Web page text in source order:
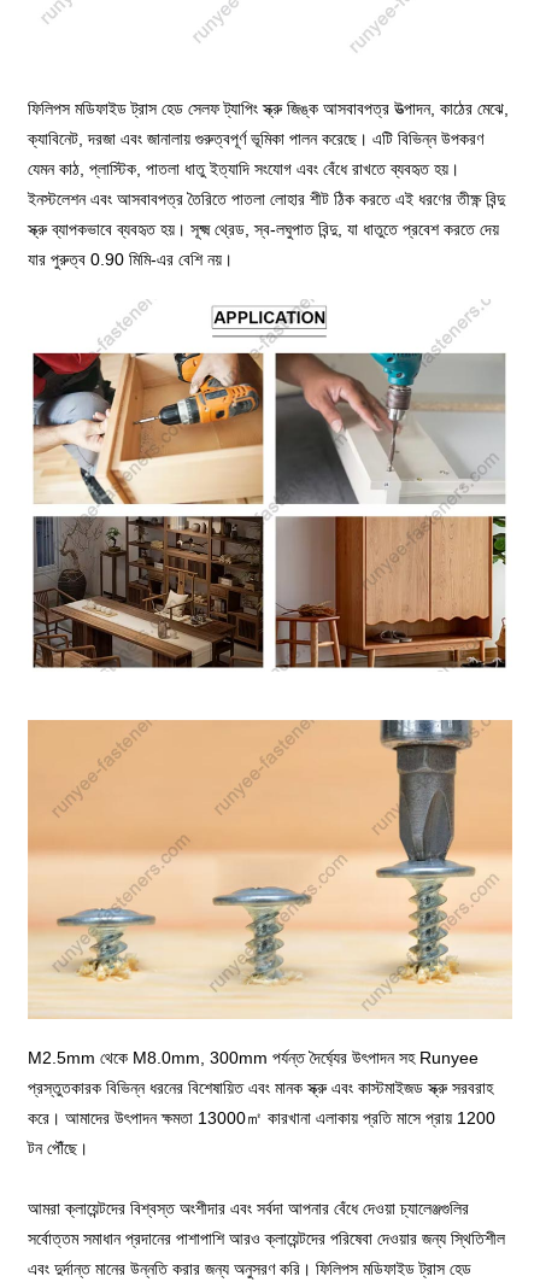
ফিলিপস মডিফাইড ট্রাস হেড সেলফ ট্যাপিং স্ক্রু জিঙ্ক আসবাবপত্র উত্পাদন, কাঠের মেঝে,
ক্যাবিনেট, দরজা এবং জানালায় গুরুত্বপূর্ণ ভূমিকা পালন করেছে। এটি বিভিন্ন উপকরণ
যেমন কাঠ, প্লাস্টিক, পাতলা ধাতু ইত্যাদি সংযোগ এবং বেঁধে রাখতে ব্যবহৃত হয়।
ইনস্টলেশন এবং আসবাবপত্র তৈরিতে পাতলা লোহার শীট ঠিক করতে এই ধরণের তীক্ষ্ণ বিন্দু
স্ক্রু ব্যাপকভাবে ব্যবহৃত হয়। সূক্ষ্ম থ্রেড, স্ব-লঘুপাত বিন্দু, যা ধাতুতে প্রবেশ করতে দেয়
যার পুরুত্ব 0.90 মিমি-এর বেশি নয়।
M2.5mm থেকে M8.0mm, 300mm পর্যন্ত দৈর্ঘ্যের উৎপাদন সহ Runyee
প্রস্তুতকারক বিভিন্ন ধরনের বিশেষায়িত এবং মানক স্ক্রু এবং কাস্টমাইজড স্ক্রু সরবরাহ
করে। আমাদের উৎপাদন ক্ষমতা 13000㎡ কারখানা এলাকায় প্রতি মাসে প্রায় 1200
টন পৌঁছে।
আমরা ক্লায়েন্টদের বিশ্বস্ত অংশীদার এবং সর্বদা আপনার বেঁধে দেওয়া চ্যালেঞ্জগুলির
সর্বোত্তম সমাধান প্রদানের পাশাপাশি আরও ক্লায়েন্টদের পরিষেবা দেওয়ার জন্য স্থিতিশীল
এবং দুর্দান্ত মানের উন্নতি করার জন্য অনুসরণ করি। ফিলিপস মডিফাইড ট্রাস হেড